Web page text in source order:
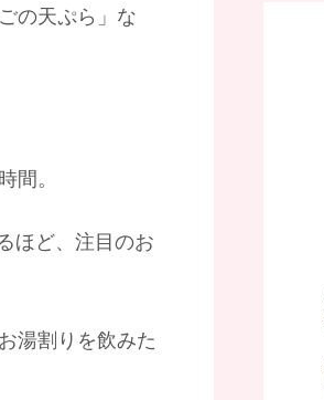
の天ぷら」な
間。
ほど、注目のお
湯割りを飲みた